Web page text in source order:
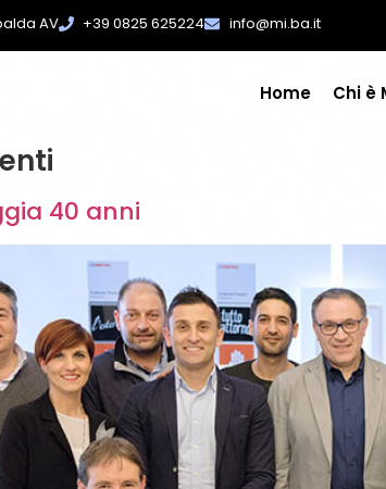
AV +39 0825 625224 info@mi.ba.it
Home Chi è
40 anni